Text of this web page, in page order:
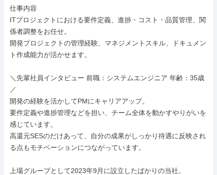
仕事内容
ITプロジェクトにおける要件定義、進捗・コスト・品質管理、関
係者調整をお任せ。
開発プロジェクトの管理経験、マネジメントスキル、ドキュメン
ト作成能力が活かせます。
＼先輩社員インタビュー 前職：システムエンジニア 年齢：35歳
／
開発の経験を活かしてPMにキャリアアップ。
要件定義や進捗管理などを担い、チーム全体を動かすやりがいを
感じています。
高還元SESのだけあって、自分の成果がしっかり待遇に反映され
る点もモチベーションにつながっています。
上場グループとして2023年9月に設立したばかりの当社。